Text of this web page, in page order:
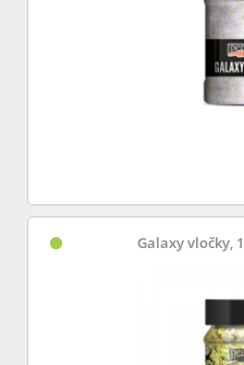
Galaxy vločky,